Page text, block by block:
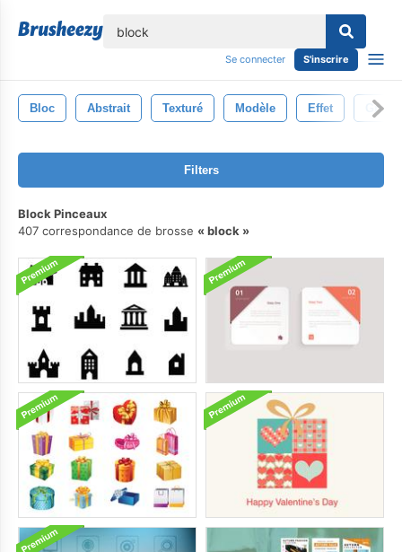
Se connecter S'inscrire
Bloc Abstrait Texturé Modèle Effet
Filters
Block Pinceaux
407 correspondance de brosse
block